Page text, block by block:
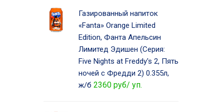
Газированный напиток
«Fanta» Orange Limited
Edition, Фанта Апельсин
Лимитед Эдишен (Серия:
Five Nights at Freddy's 2, Пять
ночей с Фредди 2) 0.355л,
ж/б 2360 руб/ уп.